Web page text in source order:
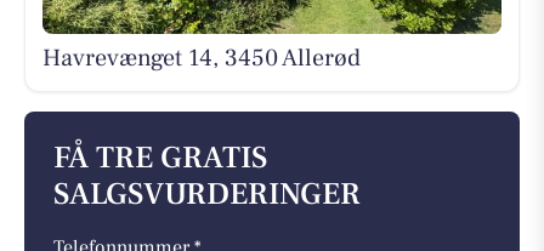
Havrevænget 14, 3450 Allerød
FÅ TRE GRATIS
SALGSVURDERINGER